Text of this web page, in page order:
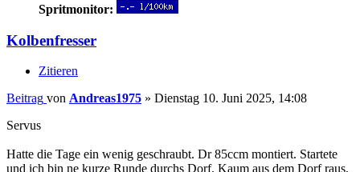
Spritmonitor:
Kolbenfresser
Zitieren
Beitrag von Andreas1975 » Dienstag 10. Juni 2025, 14:08
Servus
Hatte die Tage ein wenig geschraubt. Dr 85ccm montiert. Startete
und ich bin ne kurze Runde durchs Dorf. Kaum aus dem Dorf raus,